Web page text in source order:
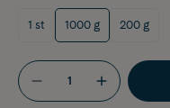
1 st 1000 g 200 g